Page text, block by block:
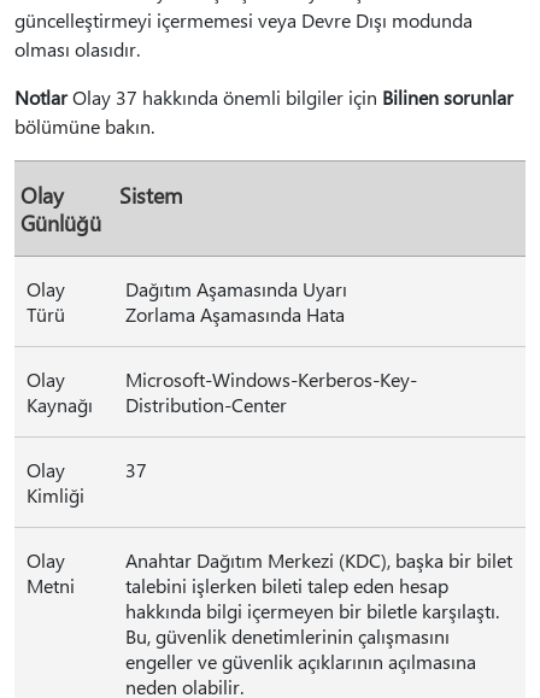
güncelleştirmeyi içermemesi veya Devre Dışı modunda
olması olasıdır.
NotlarOlay 37 hakkında önemli bilgiler için Bilinen sorunlar
bölümüne bakın.
Olay
Günlüğü
Sistem
Olay
Türü
Dağıtım Aşamasında Uyarı
Zorlama Aşamasında Hata
Olay
Kaynağı
Microsoft-Windows-Kerberos-Key-
Distribution-Center
Olay
Kimliği
37
Olay
Metni
Anahtar Dağıtım Merkezi (KDC), başka bir bilet
talebini işlerken bileti talep eden hesap
hakkında bilgi içermeyen bir biletle karşılaştı.
Bu, güvenlik denetimlerinin çalışmasını
engeller ve güvenlik açıklarının açılmasına
neden olabilir.